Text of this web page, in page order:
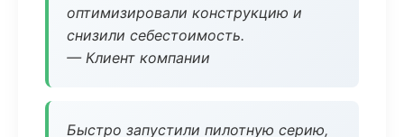
оптимизировали конструкцию и
снизили себестоимость.
— Клиент компании
Быстро запустили пилотную серию,